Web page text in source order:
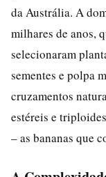
da Austrália. A
milhares de anos,
selecionaram
sementes e polpa
cruzamentos
estéreis e
– as bananas que